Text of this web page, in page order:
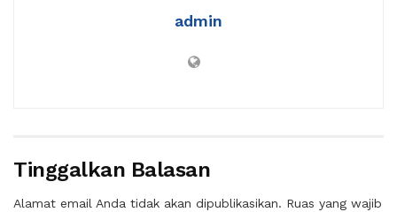
admin
Tinggalkan Balasan
Alamat email Anda tidak akan dipublikasikan. Ruas yang wajib